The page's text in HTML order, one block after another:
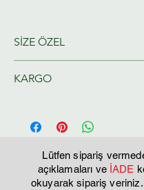
SİZE ÖZEL
olarak hazırlanacaktır.
KARGO
Lütfen sipariş
açıklamaları ve İADE
okuyarak sipariş